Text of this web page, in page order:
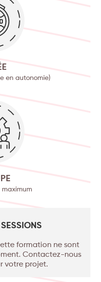
en autonomie)
maximum
formation ne sont
Contactez-nous
votre projet.